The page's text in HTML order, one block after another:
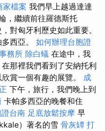
家檔案 我們早上越過達達
，繼續前往羅德斯托
對匈牙利歷史如此重要。
西亞。 如何辦理台胞證
務所 除白蟻 在途中，我
那裡我們看到了安納托利
賞一個有趣的展覽。 成
下午，旅行，我們晚上到
卡帕多西亞的晚餐和住
台南 足底放鬆按摩 早
）著名的雪 骨灰罈 打